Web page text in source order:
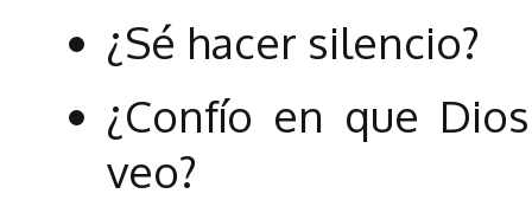
¿Sé hacer silencio?
¿Confío en que
veo?